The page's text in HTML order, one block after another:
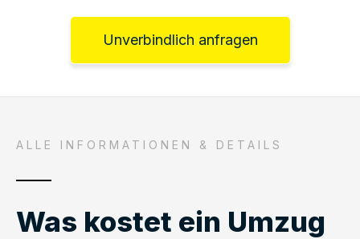
Unverbindlich anfragen
ALLE INFORMATIONEN & DETAILS
Was kostet ein Umzug